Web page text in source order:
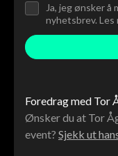
Ja, jeg ønsker
nyhetsbrev. Les
Foredrag med Tor
Ønsker du at Tor
event? Sjekk ut